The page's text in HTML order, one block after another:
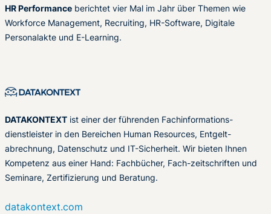
HR Performance berichtet vier Mal im Jahr über Themen wie
Workforce Management, Recruiting, HR-Software, Digitale
Personalakte und E-Learning.
DATAKONTEXT ist einer der führenden Fachinformations-
dienstleister in den Bereichen Human Resources, Entgelt-
abrechnung, Datenschutz und IT-Sicherheit. Wir bieten Ihnen
Kompetenz aus einer Hand: Fachbücher, Fach-zeitschriften und
Seminare, Zertifizierung und Beratung.
datakontext.com